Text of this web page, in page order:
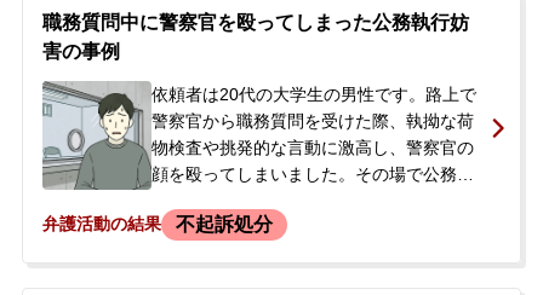
つけた警察官により警察署で取り調べを受
け、翌日釈放されました。警察からは事件
頼者は、事件が大事になることや職場、家
族に知られることを非常に心配され、当事
務所へご相談に来られました。
職務質問中に警察官を殴ってしまった公務執行妨
害の事例
依頼者は20代の大学生の男性です。路上で
警察官から職務質問を受けた際、執拗な荷
物検査や挑発的な言動に激高し、警察官の
顔を殴ってしまいました。その場で公務執
留置されました。依頼者には発達障害
弁護活動の結果 不起訴処分